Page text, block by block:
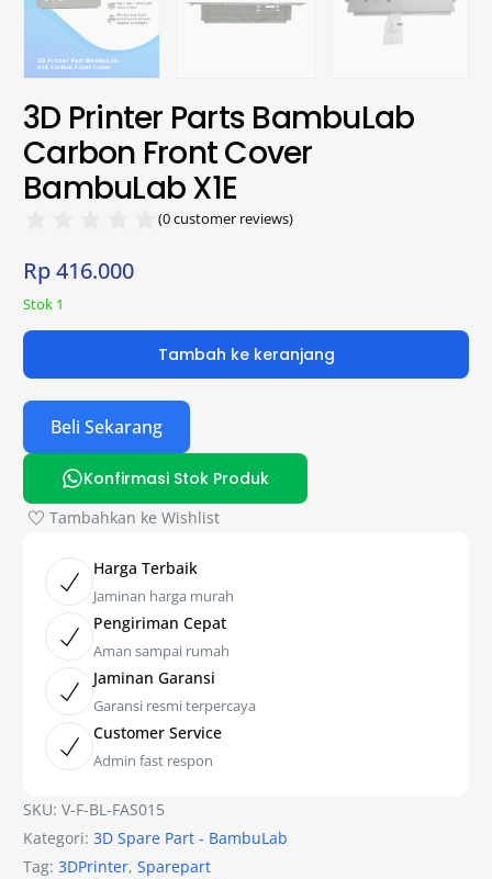
3D Printer Parts BambuLab
Carbon Front Cover
BambuLab X1E
(0customer reviews)
Rp416.000
Stok 1
Tambah ke keranjang
Beli Sekarang
Konfirmasi Stok Produk
Tambahkan ke Wishlist
Harga Terbaik
Jaminan harga murah
Pengiriman Cepat
Aman sampai rumah
Jaminan Garansi
Garansi resmi terpercaya
Customer Service
Admin fast respon
SKU:V-F-BL-FAS015
Kategori:3D Spare Part - BambuLab
Tag:3DPrinter,Sparepart